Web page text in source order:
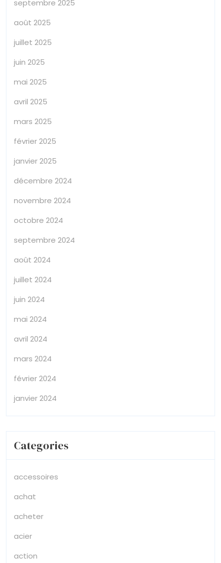
septembre 2025
août 2025
juillet 2025
juin 2025
mai 2025
avril 2025
mars 2025
février 2025
janvier 2025
décembre 2024
novembre 2024
octobre 2024
septembre 2024
août 2024
juillet 2024
juin 2024
mai 2024
avril 2024
mars 2024
février 2024
janvier 2024
Categories
accessoires
achat
acheter
acier
action